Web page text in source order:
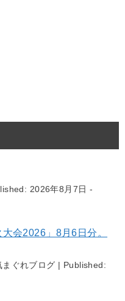
2026年8月7日 -
会2026」8月6日分。
ぐれブログ | Published: